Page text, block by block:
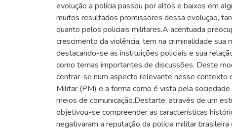
evolução a polícia passou por altos e baixos em
muitos resultados promissores dessa evolução,
quanto pelos policiais militares.A acentuada
crescimento da violência, tem na criminalidade sua
destacando-se as instituições policiais e sua
como temas importantes de discussões. Deste
centrar-se num aspecto relevante nesse contexto
Militar (PM) e a forma como é vista pela
meios de comunicação.Destarte, através de um
objetivou-se compreender as características
negativaram a reputação da polícia militar